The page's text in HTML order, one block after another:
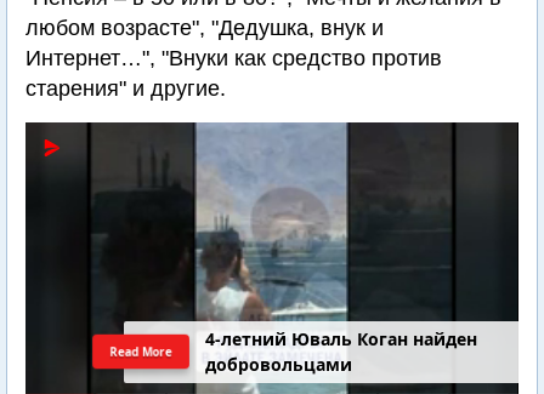
любом возрасте", "Дедушка, внук и
Интернет…", "Внуки как средство против
старения" и другие.
4-летний Юваль Коган найден
добровольцами
Read More